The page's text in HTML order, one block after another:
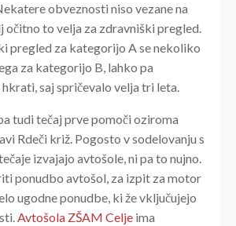
obveznosti niso vezane na
očitno to velja za zdravniški pregled.
pregled za kategorijo A se nekoliko
za kategorijo B, lahko pa
saj spričevalo velja tri leta.
tudi tečaj prve pomoči oziroma
Rdeči križ. Pogosto v sodelovanju s
izvajajo avtošole, ni pa to nujno.
ponudbo avtošol, za izpit za motor
ugodne ponudbe, ki že vključujejo
Avtošola ZŠAM Celje ima